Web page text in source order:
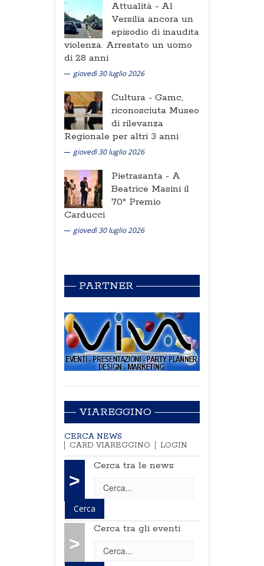
Attualità - Al
Versilia ancora un
episodio di inaudita
violenza. Arrestato un uomo
di 28 anni
giovedì 30 luglio 2026
Cultura - Gamc,
riconosciuta Museo
di rilevanza
Regionale per altri 3 anni
giovedì 30 luglio 2026
Pietrasanta - A
Beatrice Masini il
70° Premio
Carducci
giovedì 30 luglio 2026
PARTNER
VIAREGGINO
CERCA NEWS
CARD VIAREGGINO
LOGIN
>
Cerca tra le news
>
Cerca tra gli eventi